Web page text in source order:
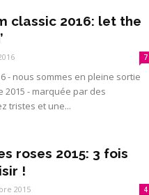
classic 2016: let the
7
- nous sommes en pleine sortie
2015 - marquée par des
tristes et une...
roses 2015: 3 fois
!
2015 4